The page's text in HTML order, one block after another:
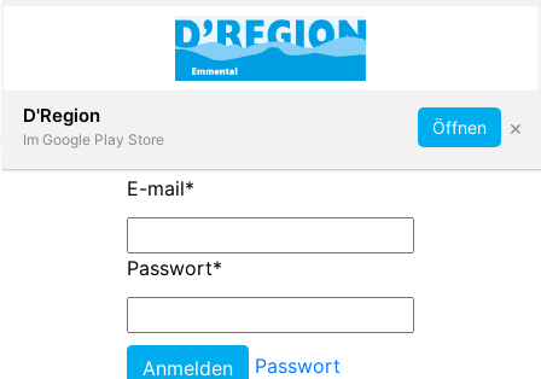
Abonnieren
E-mail*
Passwort*
Passwort
D'Region
Im Google Play Store
Öffnen ×